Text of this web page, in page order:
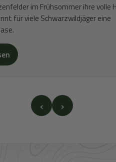
im Frühsommer ihre volle
für viele Schwarzwildjäger eine
‹ ›